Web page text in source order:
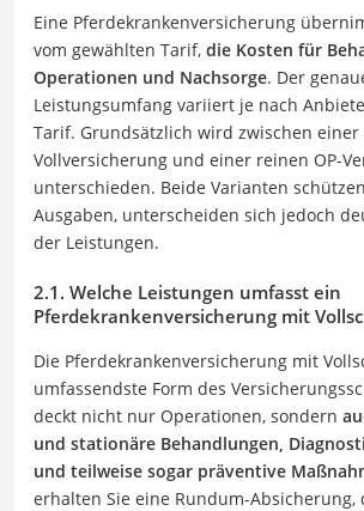
Eine Pferdekrankenversicherung
vom gewählten Tarif, die Kosten für
Operationen und Nachsorge. Der
Leistungsumfang variiert je nach
Tarif. Grundsätzlich wird zwischen einer
Vollversicherung und einer reinen OP-
unterschieden. Beide Varianten
Ausgaben, unterscheiden sich jedoch
der Leistungen.
2.1. Welche Leistungen umfasst ein
Pferdekrankenversicherung mit
Die Pferdekrankenversicherung mit
umfassendste Form des
deckt nicht nur Operationen, sondern
und stationäre Behandlungen,
und teilweise sogar präventive
erhalten Sie eine Rundum-Absicherung,